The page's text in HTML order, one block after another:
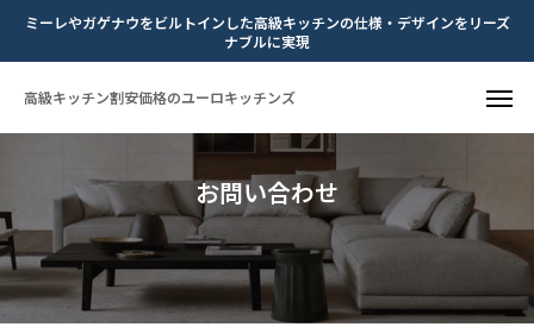
ミーレやガゲナウをビルトインした高級キッチンの仕様・デザインをリーズ
ナブルに実現
高級キッチン割安価格のユーロキッチンズ
お問い合わせ